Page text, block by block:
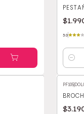
3.0
PF105|